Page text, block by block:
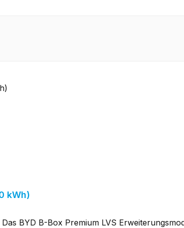
kWh)
BYD B-Box Premium LVS